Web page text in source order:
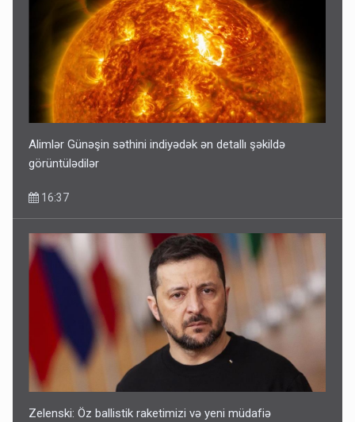
Alimlər Günəşin səthini indiyədək ən detallı şəkildə
görüntülədilər
16:37
Zelenski: Öz ballistik raketimizi və yeni müdafiə